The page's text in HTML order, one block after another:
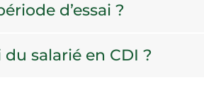
d’essai ?
salarié en CDI ?